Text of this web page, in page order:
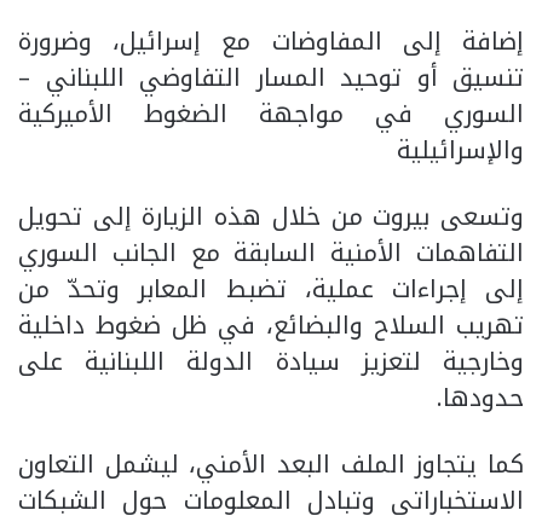
إضافة إلى المفاوضات مع إسرائيل، وضرورة
تنسيق أو توحيد المسار التفاوضي اللبناني –
السوري في مواجهة الضغوط الأميركية
والإسرائيلية
وتسعى بيروت من خلال هذه الزيارة إلى تحويل
التفاهمات الأمنية السابقة مع الجانب السوري
إلى إجراءات عملية، تضبط المعابر وتحدّ من
تهريب السلاح والبضائع، في ظل ضغوط داخلية
وخارجية لتعزيز سيادة الدولة اللبنانية على
حدودها.
كما يتجاوز الملف البعد الأمني، ليشمل التعاون
الاستخباراتي وتبادل المعلومات حول الشبكات